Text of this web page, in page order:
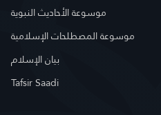
موسوعة الأحاديث النبوية
موسوعة المصطلحات الإسلامية
بيان الإسلام
Tafsir Saadi